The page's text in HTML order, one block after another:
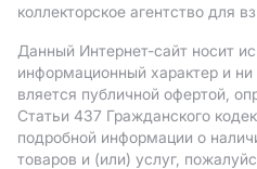
коллекторское агентство для
Данный Интернет-сайт носит
информационный характер и ни
вляется публичной офертой,
Статьи 437 Гражданского
подробной информации о
товаров и (или) услуг,